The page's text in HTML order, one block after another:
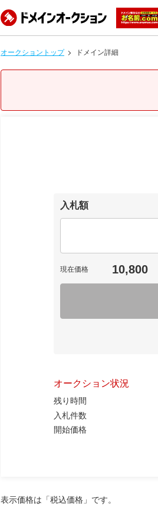
オークショントップ ドメイン詳細
入札額
現在価格 10,800
オークション状況
残り時間
入札件数
開始価格
表示価格は「税込価格」です。